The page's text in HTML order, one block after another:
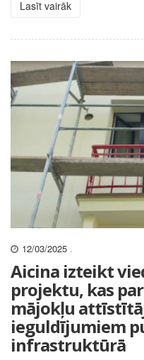
Lasīt vairāk
12/03/2025 .
Aicina izteikt
projektu, kas
mājokļu
ieguldījumiem
infrastruktūrā